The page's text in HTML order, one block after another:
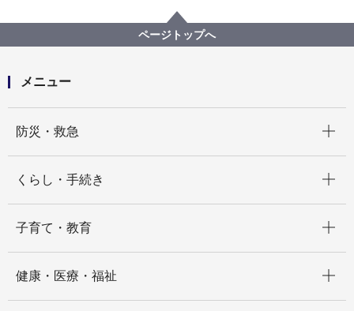
交通局
高速鉄道本部営業課
ICカードが横浜市営地下鉄で入場したままになってい
ページトップへ
メニュー
防災・救急
くらし・手続き
子育て・教育
健康・医療・福祉